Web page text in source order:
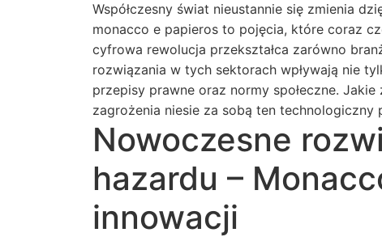
Współczesny świat nieustannie się zmienia
monacco e papieros to pojęcia, które coraz
cyfrowa rewolucja przekształca zarówno
rozwiązania w tych sektorach wpływają nie
przepisy prawne oraz normy społeczne.
zagrożenia niesie za sobą ten technologiczny
Nowoczesne
hazardu –
innowacji